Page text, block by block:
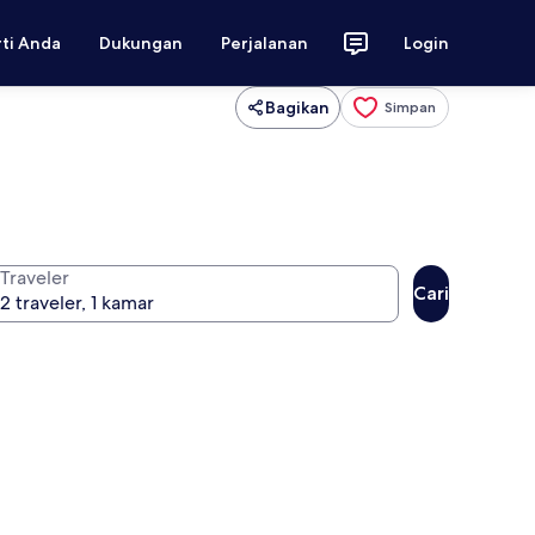
Anda Dukungan Perjalanan Login
Bagikan Simpan
Traveler
Cari